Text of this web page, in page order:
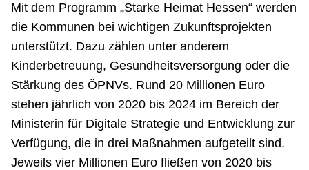
Mit dem Programm „Starke Heimat Hessen“ werden
die Kommunen bei wichtigen Zukunftsprojekten
unterstützt. Dazu zählen unter anderem
Kinderbetreuung, Gesundheitsversorgung oder die
Stärkung des ÖPNVs. Rund 20 Millionen Euro
stehen jährlich von 2020 bis 2024 im Bereich der
Ministerin für Digitale Strategie und Entwicklung zur
Verfügung, die in drei Maßnahmen aufgeteilt sind.
Jeweils vier Millionen Euro fließen von 2020 bis